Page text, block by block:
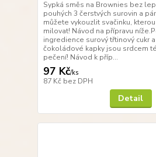
Sypká směs na Brownies bez
pouhých 3 čerstvých surovin a
můžete vykouzlit svačinku,
milovat! Návod na přípravu
ingredience surový třtinový cukr
čokoládové kapky jsou srdcem
pečení! Návod k příp...
97 Kč/ks
87 Kč bez DPH
Detail